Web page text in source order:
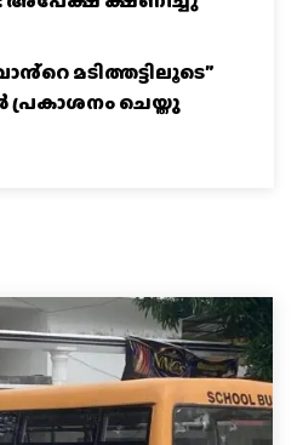
മടിത്തട്ടിലൂടെ”
പ്രകാശനം ചെയ്തു